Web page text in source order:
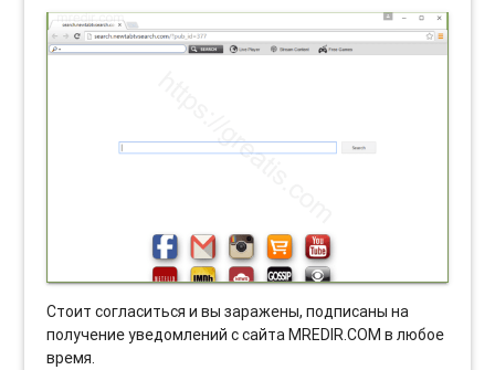
Стоит согласиться и вы заражены, подписаны на
получение уведомлений с сайта MREDIR.COM в любое
время.